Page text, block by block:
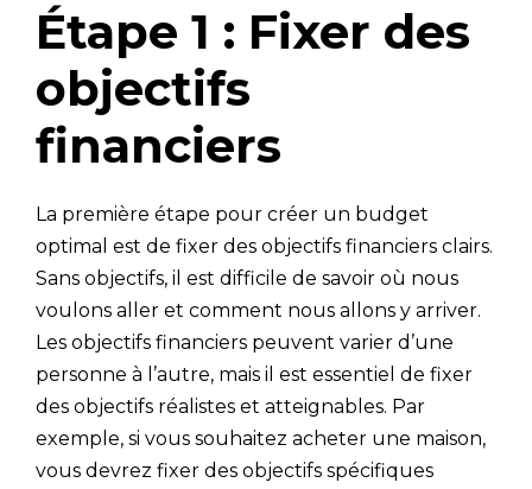
Étape 1 : Fixer des
objectifs
financiers
La première étape pour créer un budget
optimal est de fixer des objectifs financiers clairs.
Sans objectifs, il est difficile de savoir où nous
voulons aller et comment nous allons y arriver.
Les objectifs financiers peuvent varier d’une
personne à l’autre, mais il est essentiel de fixer
des objectifs réalistes et atteignables. Par
exemple, si vous souhaitez acheter une maison,
vous devrez fixer des objectifs spécifiques